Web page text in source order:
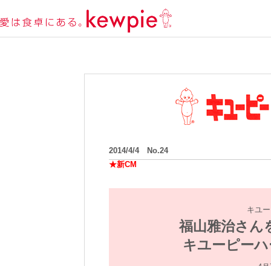
2014/4/4 No.24
★新CM
キユ
福山雅治さん
キユーピー